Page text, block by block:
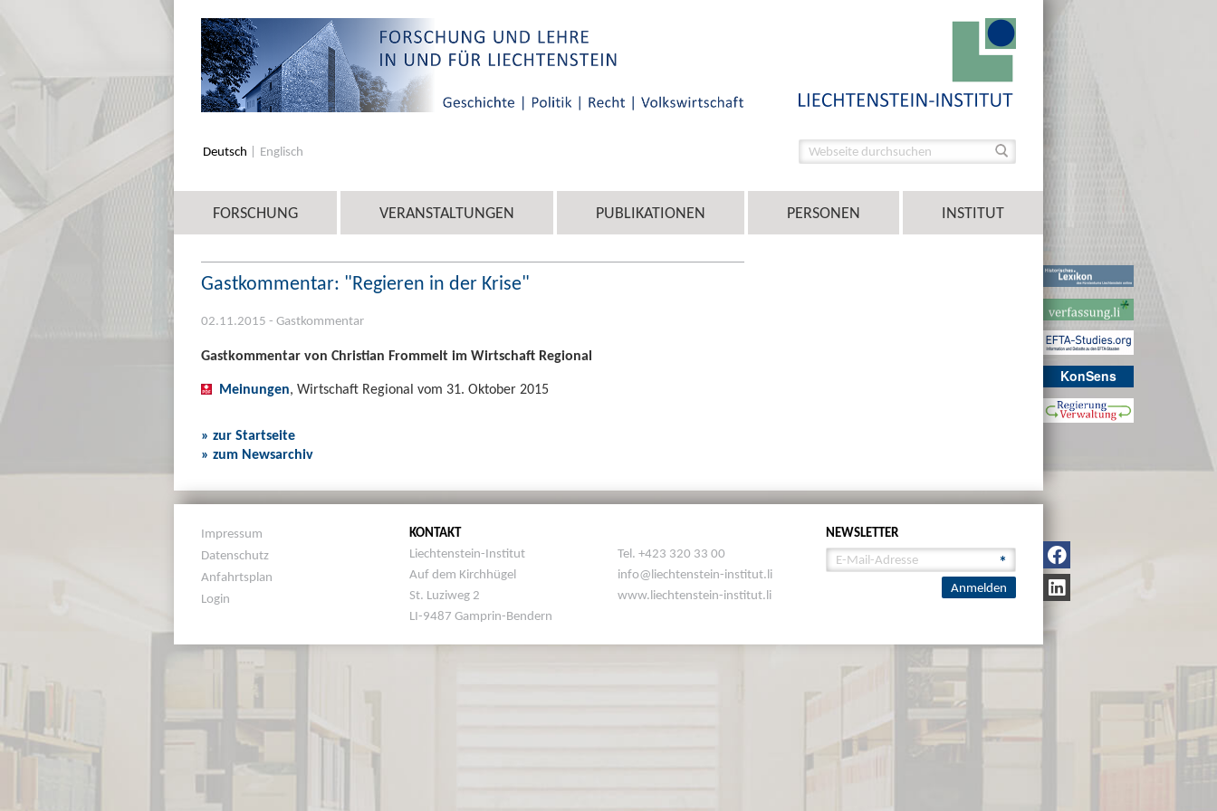
KonSens
Deutsch Englisch
FORSCHUNG VERANSTALTUNGEN PUBLIKATIONEN PERSONEN INSTITUT
Gastkommentar: "Regieren in der Krise"
02.11.2015 - Gastkommentar
Gastkommentar von Christian Frommelt im Wirtschaft Regional
Meinungen, Wirtschaft Regional vom 31. Oktober 2015
» zur Startseite
» zum Newsarchiv
Impressum
Datenschutz
Anfahrtsplan
Login
KONTAKT
Liechtenstein-Institut
Auf dem Kirchhügel
St. Luziweg 2
LI-9487 Gamprin-Bendern
Tel. +423 320 33 00
info@liechtenstein-institut.li
www.liechtenstein-institut.li
NEWSLETTER